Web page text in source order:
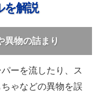
を解説
異物の詰まり
ーを流したり、ス
ゃなどの異物を誤